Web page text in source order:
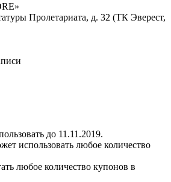
Пролетариата, д. 32 (ТК Эверест,
до 11.11.2019.
использовать любое количество
любое количество купонов в